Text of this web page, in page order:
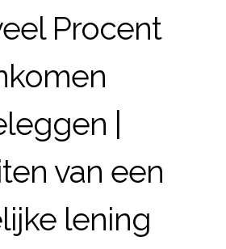
Procent
|
van een
lening